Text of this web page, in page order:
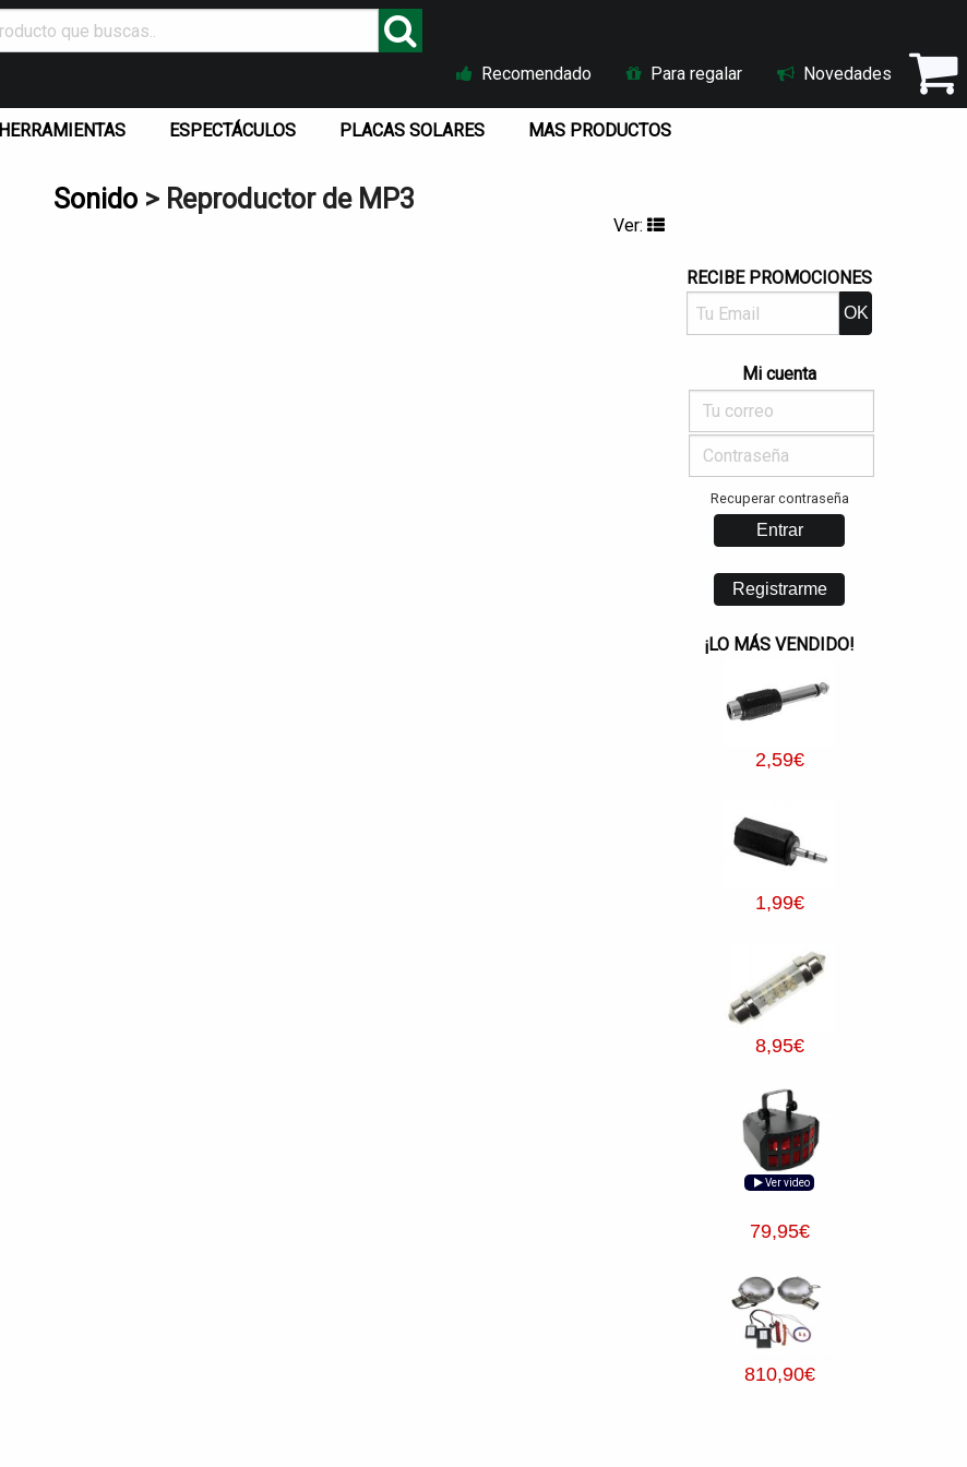
Recomendado Para regalar Novedades
HERRAMIENTAS ESPECTÁCULOS PLACAS SOLARES MAS PRODUCTOS
Sonido> Reproductor de MP3
Ver:
RECIBE PROMOCIONES
Mi cuenta
Recuperar contraseña
¡LO MÁS VENDIDO!
2,59€
1,99€
8,95€
Ver video
79,95€
810,90€